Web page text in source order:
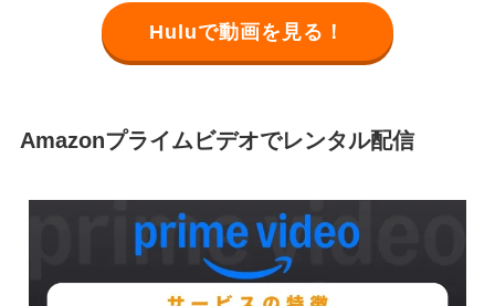
Huluで動画を見る！
Amazonプライムビデオでレンタル配信